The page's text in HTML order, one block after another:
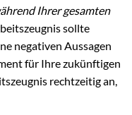
Ihrer gesamten
sollte
negativen Aussagen
für Ihre zukünftigen
rechtzeitig an,